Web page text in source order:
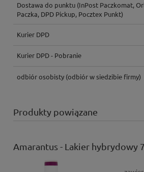
Dostawa do punktu(InPost Paczkomat,
Paczka, DPD Pickup, Pocztex Punkt)
Kurier DPD
Kurier DPD - Pobranie
odbiór osobisty(odbiór w siedzibie firmy)
Produkty powiązane
Amarantus - Lakier hybrydowy